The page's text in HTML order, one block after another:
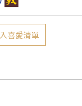
喜愛清單